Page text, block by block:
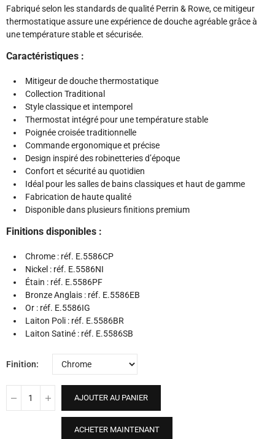
Fabriqué selon les standards de qualité Perrin & Rowe, ce mitigeur
thermostatique assure une expérience de douche agréable grâce à
une température stable et sécurisée.
Caractéristiques :
Mitigeur de douche thermostatique
Collection Traditional
Style classique et intemporel
Thermostat intégré pour une température stable
Poignée croisée traditionnelle
Commande ergonomique et précise
Design inspiré des robinetteries d’époque
Confort et sécurité au quotidien
Idéal pour les salles de bains classiques et haut de gamme
Fabrication de haute qualité
Disponible dans plusieurs finitions premium
Finitions disponibles :
Chrome : réf. E.5586CP
Nickel : réf. E.5586NI
Étain : réf. E.5586PF
Bronze Anglais : réf. E.5586EB
Or : réf. E.5586IG
Laiton Poli : réf. E.5586BR
Laiton Satiné : réf. E.5586SB
Finition
AJOUTER AU PANIER
ACHETER MAINTENANT